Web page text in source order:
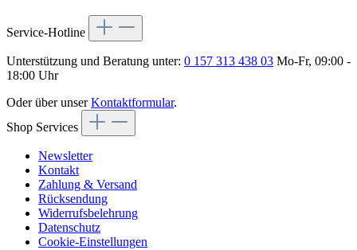
Service-Hotline
Unterstützung und Beratung unter: 0 157 313 438 03 Mo-Fr, 09:00 -
18:00 Uhr
Oder über unserKontaktformular.
Shop Services
Newsletter
Kontakt
Zahlung & Versand
Rücksendung
Widerrufsbelehrung
Datenschutz
Cookie-Einstellungen